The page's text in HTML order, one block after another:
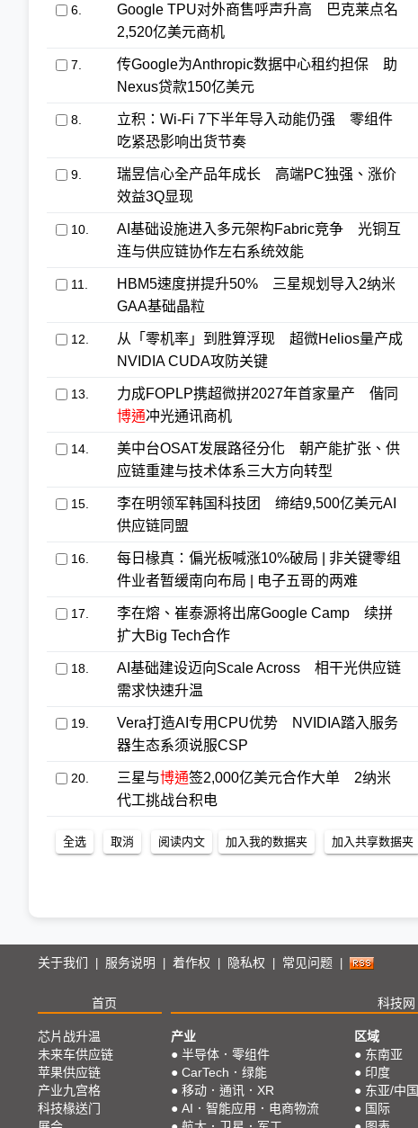
6.
Google TPU对外商售呼声升高 巴克莱点名
2,520亿美元商机
7.
传Google为Anthropic数据中心租约担保 助
Nexus贷款150亿美元
8.
立积：Wi-Fi 7下半年导入动能仍强 零组件
吃紧恐影响出货节奏
9.
瑞昱信心全产品年成长 高端PC独强、涨价
效益3Q显现
10.
AI基础设施进入多元架构Fabric竞争 光铜互
连与供应链协作左右系统效能
11.
HBM5速度拼提升50% 三星规划导入2纳米
GAA基础晶粒
12.
从「零机率」到胜算浮现 超微Helios量产成
NVIDIA CUDA攻防关键
13.
力成FOPLP携超微拼2027年首家量产 偕同
博通冲光通讯商机
14.
美中台OSAT发展路径分化 朝产能扩张、供
应链重建与技术体系三大方向转型
15.
李在明领军韩国科技团 缔结9,500亿美元AI
供应链同盟
16.
每日椽真：偏光板喊涨10%破局 | 非关键零组
件业者暂缓南向布局 | 电子五哥的两难
17.
李在熔、崔泰源将出席Google Camp 续拼
扩大Big Tech合作
18.
AI基础建设迈向Scale Across 相干光供应链
需求快速升温
19.
Vera打造AI专用CPU优势 NVIDIA踏入服务
器生态系须说服CSP
20. 三星与博通签2,000亿美元合作大单 2纳米
代工挑战台积电
关于我们 服务说明 着作权 隐私权 常见问题
首页 科技网
芯片战升温
未来车供应链
苹果供应链
产业九宫格
科技椽送门
产业
● 半导体．零组件
● CarTech．绿能
● 移动．通讯．XR
● AI．智能应用．电商物流
区域
● 东南亚
● 印度
● 东亚/中国
● 国际